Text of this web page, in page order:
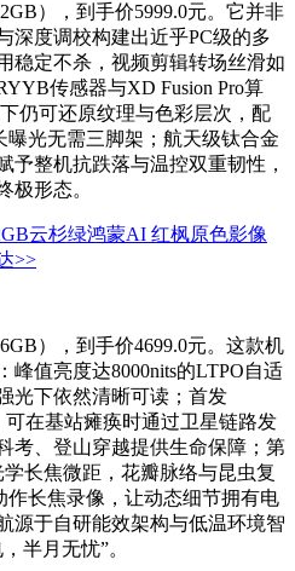
），到手价5999.0元。它并非
深度调校构建出近乎PC级的多
稳定不杀，视频剪辑转场丝滑如
传感器与XD Fusion Pro算
仍可还原纹理与色彩层次，配
曝光无需三脚架；航天级钛合金
予整机抗跌落与温控双重韧性，
极形态。
云杉绿鸿蒙AI 红枫原色影像
>>
），到手价4699.0元。这款机
峰值亮度达8000nits的LTPO自适
光下依然清晰可读；首发
在基站瘫痪时通过卫星链路发
考、登山穿越提供生命保障；第
长焦微距，花瓣脉络与昆虫复
作长焦录像，让动态细节拥有电
源于自研能效架构与低温环境智
半月无忧”。